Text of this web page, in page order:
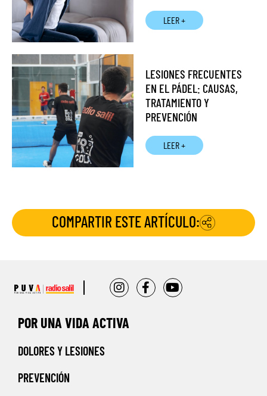
LEER +
LESIONES FRECUENTES
EN EL PÁDEL: CAUSAS,
TRATAMIENTO Y
PREVENCIÓN
LEER +
COMPARTIR ESTE ARTÍCULO:
POR UNA VIDA ACTIVA
DOLORES Y LESIONES
PREVENCIÓN